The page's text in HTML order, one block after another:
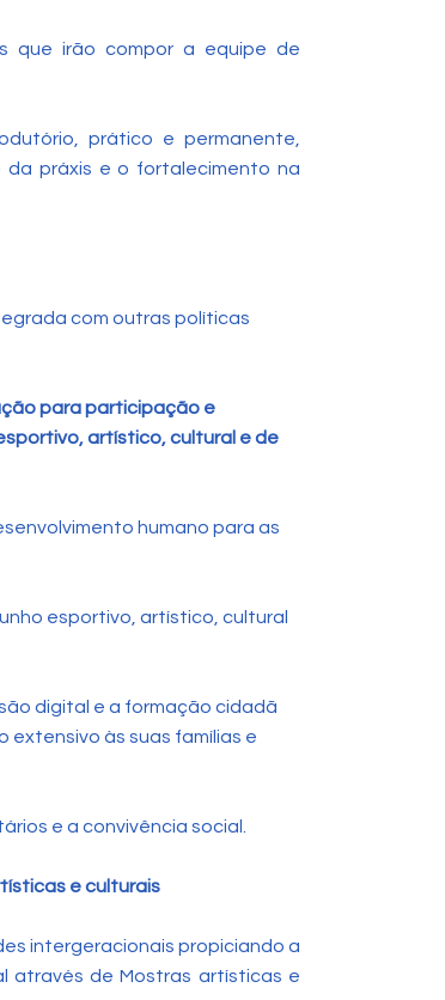
que irão compor a equipe de
prático e permanente,
práxis e o fortalecimento na
com outras políticas
para participação e
artístico, cultural e de
humano para as
esportivo, artístico, cultural
digital e a formação cidadã
às suas famílias e
e a convivência social.
e culturais
intergeracionais propiciando a
através de Mostras artísticas e